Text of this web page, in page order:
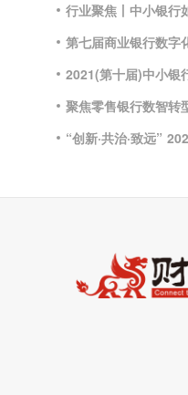
行业聚焦丨中小银行
2021(第十届)中小银
“创新·共治·致远”